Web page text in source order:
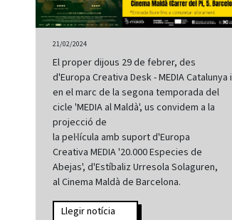
21/02/2024
El proper dijous 29 de febrer, des
d'Europa Creativa Desk - MEDIA Catalunya i
en el marc de la segona temporada del
cicle 'MEDIA al Maldà', us convidem a la
projecció de
la pel·lícula amb suport d'Europa
Creativa MEDIA '20.000 Especies de
Abejas', d'Estíbaliz Urresola Solaguren,
al Cinema Maldà de Barcelona.
Llegir notícia